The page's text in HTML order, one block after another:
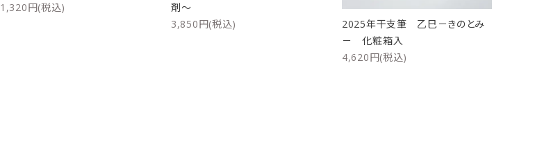
1,320円(税込)
剤～
3,850円(税込)
2025年干支筆 乙巳－きのとみ
－ 化粧箱入
4,620円(税込)